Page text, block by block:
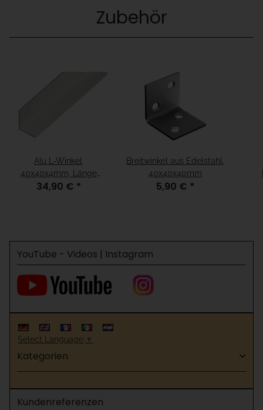
Zubehör
Alu L-Winkel
40x40x4mm, Länge
1,98m
34,90 € *
Breitwinkel aus Edelstahl,
40x40x40mm
5,90 € *
YouTube - Videos | Instagram
Select Language ▼
Kategorien
Kundenreferenzen